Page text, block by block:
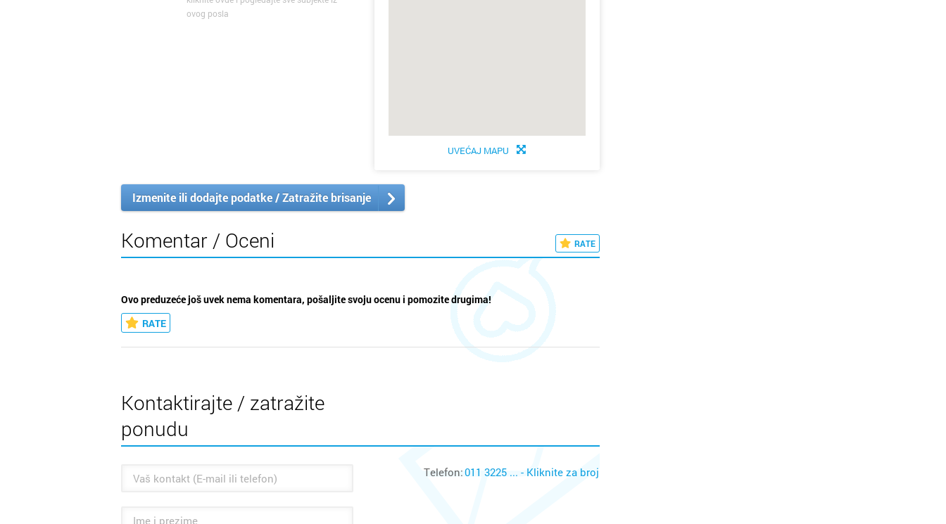
ovog posla
UVEĆAJ MAPU
Izmenite ili dodajte podatke / Zatražite brisanje
Komentar / Oceni RATE
Ovo preduzeće još uvek nema komentara, pošaljite svoju ocenu i pomozite drugima!
RATE
Kontaktirajte / zatražite
ponudu
Telefon:011 3225 ... - Kliknite za broj